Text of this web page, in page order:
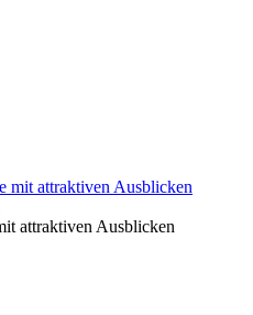
attraktiven Ausblicken